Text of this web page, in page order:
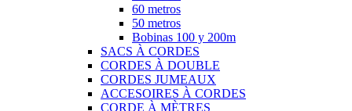
60 metros
50 metros
Bobinas 100 y 200m
SACS À CORDES
CORDES À DOUBLE
CORDES JUMEAUX
ACCESOIRES À CORDES
CORDE À MÈTRES